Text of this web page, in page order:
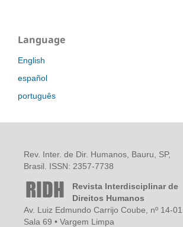
Language
English
español
português
Rev. Inter. de Dir. Humanos, Bauru, SP,
Brasil. ISSN: 2357-7738
Revista Interdisciplinar de
Direitos Humanos
Av. Luiz Edmundo Carrijo Coube, nº 14-01
Sala 69 • Vargem Limpa